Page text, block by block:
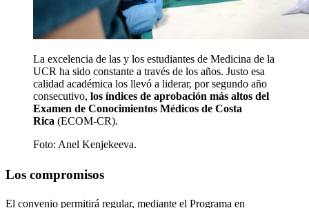
La excelencia de las y los estudiantes de Medicina de la
UCR ha sido constante a través de los años. Justo esa
calidad académica los llevó a liderar, por segundo año
consecutivo, los índices de aprobación más altos del
Examen de Conocimientos Médicos de Costa
Rica (ECOM-CR).
Foto: Anel Kenjekeeva.
Los compromisos
El convenio permitirá regular, mediante el Programa en